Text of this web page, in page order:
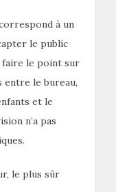
à un
le public
faire le point sur
entre le bureau,
et le
n’a pas
le plus sûr